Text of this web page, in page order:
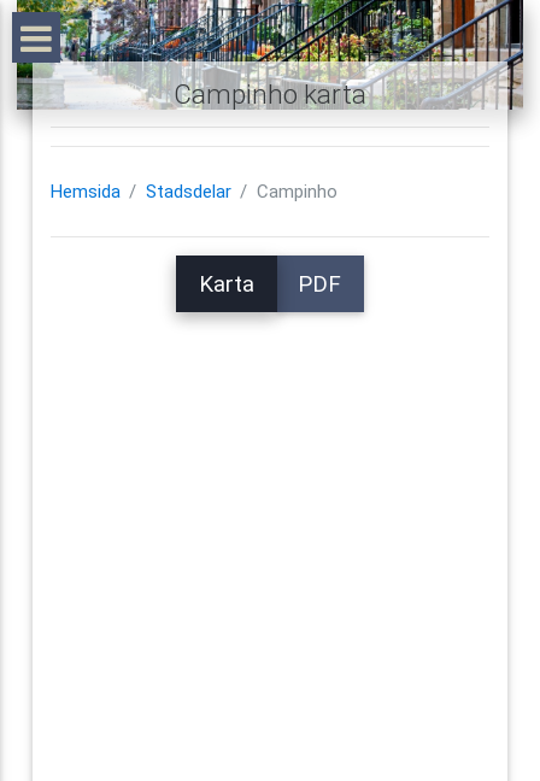
Campinho karta
Hemsida Stadsdelar Campinho
Karta PDF